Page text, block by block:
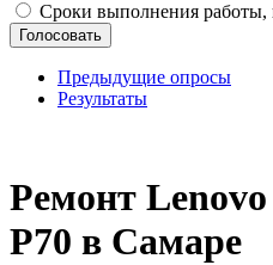
Сроки выполнения работы,
Предыдущие опросы
Результаты
Ремонт
P70 в Самаре